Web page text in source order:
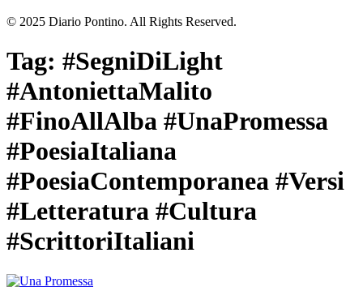
© 2025 Diario Pontino. All Rights Reserved.
Tag: #SegniDiLight
#AntoniettaMalito
#FinoAllAlba #UnaPromessa
#PoesiaItaliana
#PoesiaContemporanea #Versi
#Letteratura #Cultura
#ScrittoriItaliani